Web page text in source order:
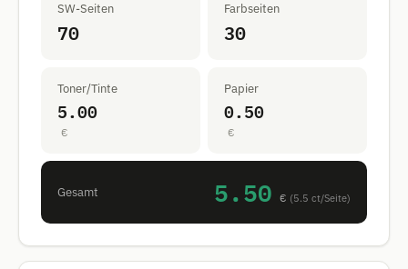
SW-Seiten
70
Farbseiten
30
Toner/Tinte
5.00
€
Papier
0.50
€
Gesamt 5.50 € (5.5 ct/Seite)